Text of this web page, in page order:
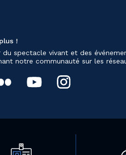
!
spectacle vivant et des
notre communauté sur les